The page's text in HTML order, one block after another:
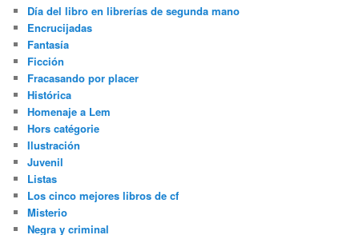
Día del libro en librerías de segunda mano
Encrucijadas
Fantasía
Ficción
Fracasando por placer
Histórica
Homenaje a Lem
Hors catégorie
Ilustración
Juvenil
Listas
Los cinco mejores libros de cf
Misterio
Negra y criminal